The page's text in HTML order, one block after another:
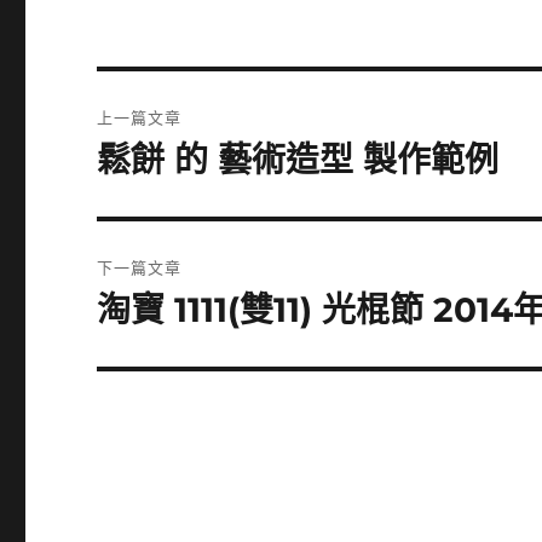
章
上一篇文章
上
篇
章:
鬆餅 的 藝術造型 製作範例
下一篇文章
下
篇
淘寶 1111(雙11) 光棍節 2014